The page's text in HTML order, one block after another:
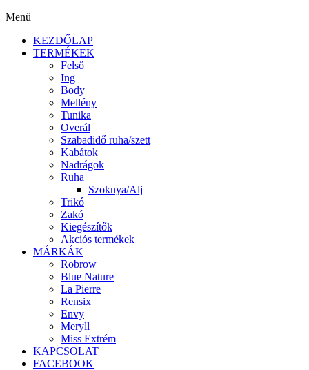
Menü
KEZDŐLAP
TERMÉKEK
Felső
Ing
Body
Mellény
Tunika
Overál
Szabadidő ruha/szett
Kabátok
Nadrágok
Ruha
Szoknya/Alj
Trikó
Zakó
Kiegészítők
Akciós termékek
MÁRKÁK
Robrow
Blue Nature
La Pierre
Rensix
Envy
Meryll
Miss Extrém
KAPCSOLAT
FACEBOOK